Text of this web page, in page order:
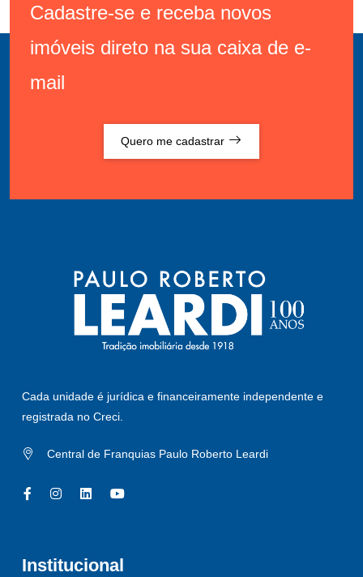
Cadastre-se e receba novos
imóveis direto na sua caixa de e-
mail
Quero me cadastrar
Cada unidade é jurídica e financeiramente independente e
registrada no Creci.
Central de Franquias Paulo Roberto Leardi
Institucional